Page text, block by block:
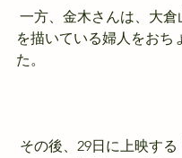
を描いている婦人をおち
た。